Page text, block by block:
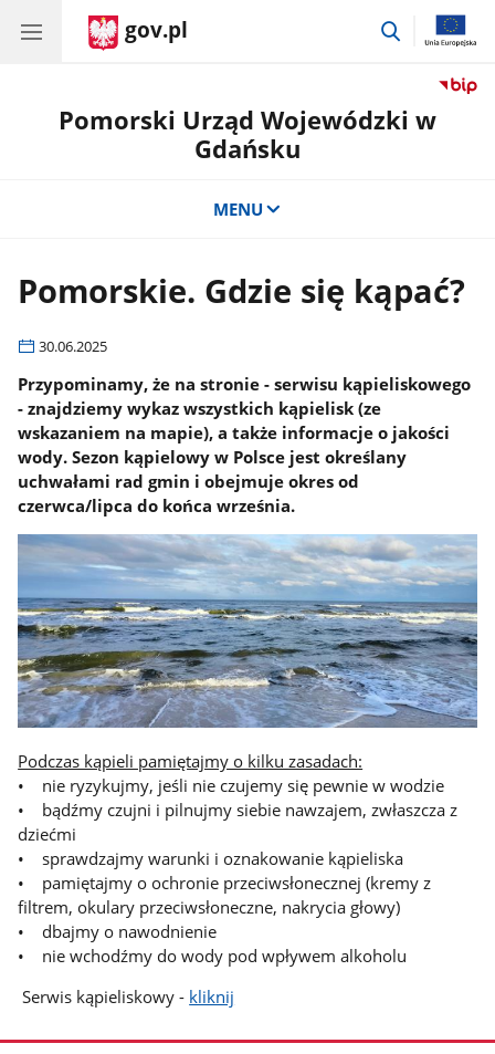
gov.pl
przejdź
Pomorski Urząd Wojewódzki w
Gdańsku
MENU
Pomorskie. Gdzie się kąpać?
30.06.2025
Przypominamy, że na stronie - serwisu kąpieliskowego
- znajdziemy wykaz wszystkich kąpielisk (ze
wskazaniem na mapie), a także informacje o jakości
wody. Sezon kąpielowy w Polsce jest określany
uchwałami rad gmin i obejmuje okres od
czerwca/lipca do końca września.
Podczas kąpieli pamiętajmy o kilku zasadach:
• nie ryzykujmy, jeśli nie czujemy się pewnie w wodzie
• bądźmy czujni i pilnujmy siebie nawzajem, zwłaszcza z
dziećmi
• sprawdzajmy warunki i oznakowanie kąpieliska
• pamiętajmy o ochronie przeciwsłonecznej (kremy z
filtrem, okulary przeciwsłoneczne, nakrycia głowy)
• dbajmy o nawodnienie
• nie wchodźmy do wody pod wpływem alkoholu
Serwis kąpieliskowy - kliknij